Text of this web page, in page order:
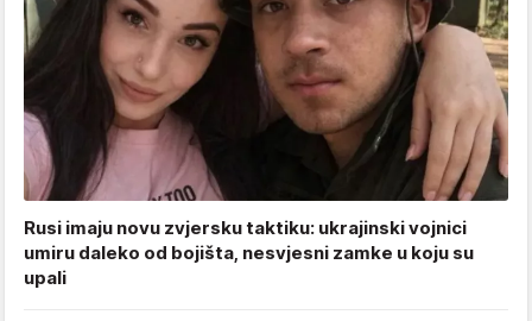
Rusi imaju novu zvjersku taktiku: ukrajinski vojnici
umiru daleko od bojišta, nesvjesni zamke u koju su
upali